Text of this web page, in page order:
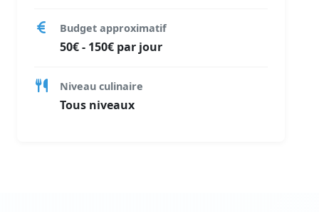
Budget approximatif
50€ - 150€ par jour
Niveau culinaire
Tous niveaux